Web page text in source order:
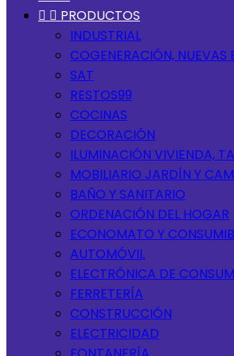
  PRODUCTOS
INDUSTRIAL
COGENERACIÓN, NUEVAS
SAT
RESTOS99
COCINAS
DECORACIÓN
ILUMINACIÓN VIVIENDA,
MOBILIARIO JARDÍN Y
BAÑO Y SANITARIO
ORDENACIÓN DEL HOGAR
ECONOMATO Y
AUTOMÓVIL
ELECTRÓNICA DE
FERRETERÍA
CONSTRUCCIÓN
ELECTRICIDAD